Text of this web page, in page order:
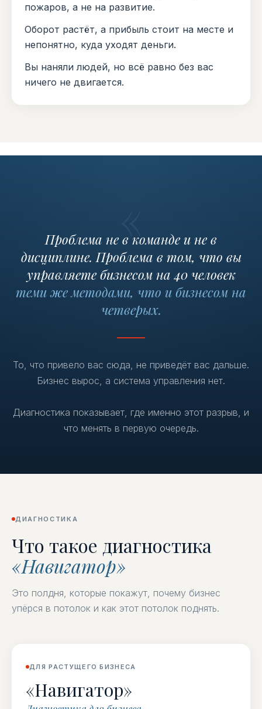
пожаров, а не на развитие.
Оборот растёт, а прибыль стоит на месте и
непонятно, куда уходят деньги.
Вы наняли людей, но всё равно без вас
ничего не двигается.
Проблема не в команде и не в
дисциплине. Проблема в том, что вы
управляете бизнесом на 40 человек
теми же методами, что и бизнесом на
четверых.
То, что привело вас сюда, не приведёт вас дальше.
Бизнес вырос, а система управления нет.
Диагностика показывает, где именно этот разрыв, и
что менять в первую очередь.
ДИАГНОСТИКА
Что такое диагностика
«Навигатор»
Это полдня, которые покажут, почему бизнес
упёрся в потолок и как этот потолок поднять.
ДЛЯ РАСТУЩЕГО БИЗНЕСА
«Навигатор»